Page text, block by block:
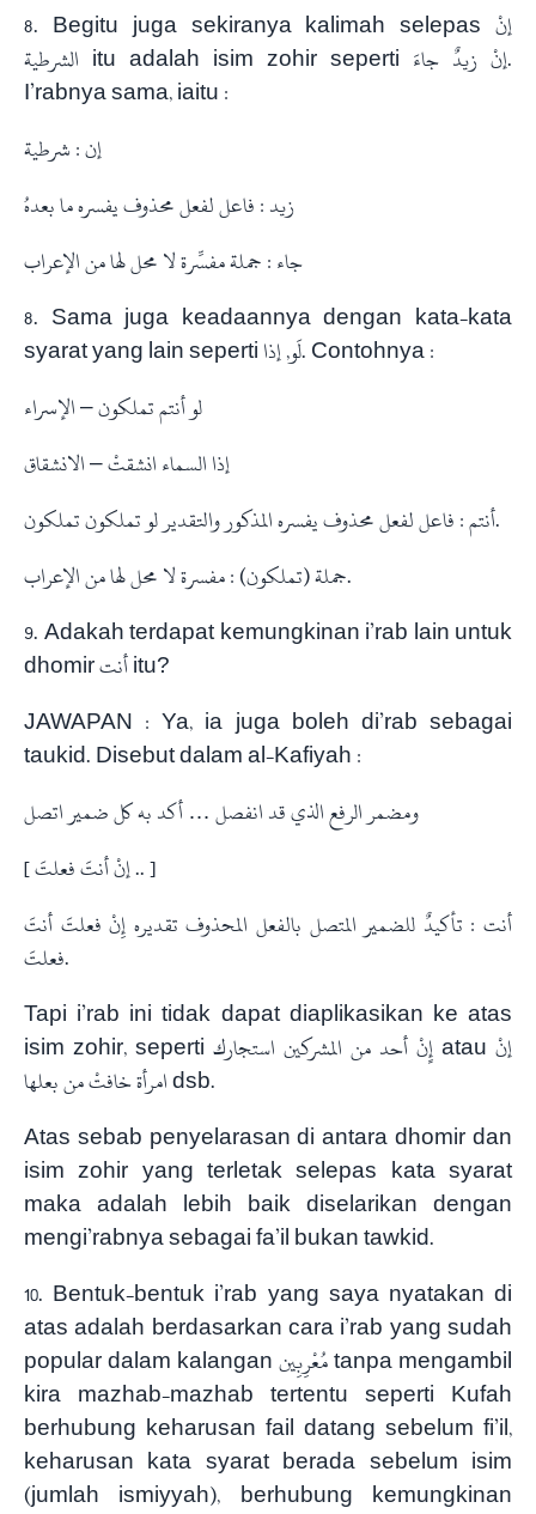
8. Begitu juga sekiranya kalimah selepas إنْ
الشرطية itu adalah isim zohir seperti إنْ زيدٌ جاءَ.
I’rabnya sama, iaitu :
إن : شرطية
زيد : فاعل لفعل محذوف يفسره ما بعدهُ
جاء : جملة مفسِّرة لا محل لها من الإعراب
8. Sama juga keadaannya dengan kata-kata
syarat yang lain seperti لَو, إذا. Contohnya :
لو أنتم تملكون – الإسراء
إذا السماء انشقتْ – الانشقاق
أنتم : فاعل لفعل محذوف يفسره المذكور والتقدير لو تملكون تملكون.
جملة (تملكون) : مفسرة لا محل لها من الإعراب.
9. Adakah terdapat kemungkinan i’rab lain untuk
dhomir أنت itu?
JAWAPAN : Ya, ia juga boleh di’rab sebagai
taukid. Disebut dalam al-Kafiyah :
ومضمر الرفع الذي قد انفصل … أكد به كل ضمير اتصل
[ إنْ أنتَ فعلتَ .. ]
أنت : تأكيدٌ للضمير المتصل بالفعل المحذوف تقديره إِنْ فعلتَ أنتَ
فعلتَ.
Tapi i’rab ini tidak dapat diaplikasikan ke atas
isim zohir, seperti إٍنْ أحد من المشركين استجارك atau إنْ
امرأة خافتْ من بعلها dsb.
Atas sebab penyelarasan di antara dhomir dan
isim zohir yang terletak selepas kata syarat
maka adalah lebih baik diselarikan dengan
mengi’rabnya sebagai fa’il bukan tawkid.
10. Bentuk-bentuk i’rab yang saya nyatakan di
atas adalah berdasarkan cara i’rab yang sudah
popular dalam kalangan مُعْرِبِين tanpa mengambil
kira mazhab-mazhab tertentu seperti Kufah
berhubung keharusan fail datang sebelum fi’il,
keharusan kata syarat berada sebelum isim
(jumlah ismiyyah), berhubung kemungkinan